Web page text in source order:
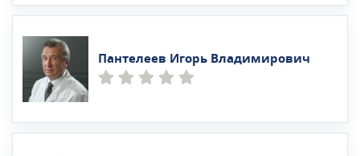
Пантелеев Игорь Владимирович